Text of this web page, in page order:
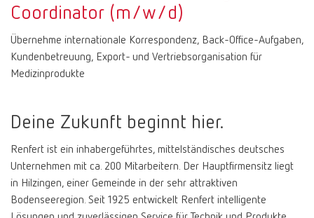
Coordinator (m/w/d)
Übernehme internationale Korrespondenz, Back-Office-Aufgaben,
Kundenbetreuung, Export- und Vertriebsorganisation für
Medizinprodukte
Deine Zukunft beginnt hier.
Renfert ist ein inhabergeführtes, mittelständisches deutsches
Unternehmen mit ca. 200 Mitarbeitern. Der Hauptfirmensitz liegt
in Hilzingen, einer Gemeinde in der sehr attraktiven
Bodenseeregion. Seit 1925 entwickelt Renfert intelligente